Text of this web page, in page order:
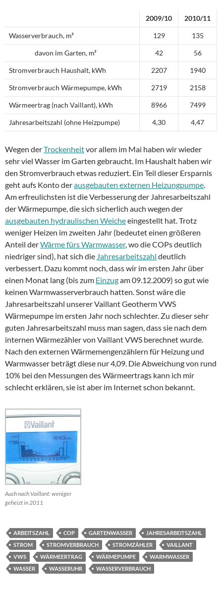
2009/10 2010/11
Wasserverbrauch, m³ 129 135
davon im Garten, m³ 42 56
Stromverbrauch Haushalt, kWh 2207 1940
Stromverbrauch Wärmepumpe, kWh 2719 2158
Wärmeertrag (nach Vaillant), kWh 8966 7499
Jahresarbeitszahl (ohne Heizpumpe) 4,30 4,47
Wegen derTrockenheitvor allem im Mai haben wir wieder
sehr viel Wasser im Garten gebraucht. Im Haushalt haben wir
den Stromverbrauch etwas reduziert. Ein Teil dieser Ersparnis
geht aufs Konto derausgebauten externen Heizungpumpe.
Am erfreulichsten ist die Verbesserung der Jahresarbeitszahl
der Wärmepumpe, die sich sicherlich auch wegen der
ausgebauten hydraulischen Weicheeingestellt hat. Trotz
weniger Heizen im zweiten Jahr (bedeutet einen größeren
Anteil derWärme fürs Warmwasser, wo die COPs deutlich
niedriger sind), hat sich die Jahresarbeitszahl deutlich
verbessert. Dazu kommt noch, dass wir im ersten Jahr über
einen Monat lang (bis zum Einzugam 09.12.2009) so gut wie
keinen Warmwasserverbrauch hatten. Sonst wäre die
Jahresarbeitszahl unserer Vaillant Geotherm VWS
Wärmepumpe im ersten Jahr noch schlechter. Zu dieser sehr
guten Jahresarbeitszahl muss man sagen, dass sie nach dem
internen Wärmezähler von Vaillant VWS berechnet wurde.
Nach den externen Wärmemengenzählern für Heizung und
Warmwasser beträgt diese nur 4,09. Die Abweichung von rund
10% bei den Messungen des Wärmeertrags kann ich mir
schlecht erklären, sie ist aber im Internet schon bekannt.
Auch nach Vaillant: weniger
geheizt in 2011
ARBEITSZAHL COP GARTENWASSER
JAHRESARBEITSZAHL
STROM
STROMVERBRAUCH STROMZÄHLER
VAILLANT
VWS
WÄRMEERTRAG WÄRMEPUMPE
WARMWASSER
WASSER
WASSERUHR WASSERVERBRAUCH